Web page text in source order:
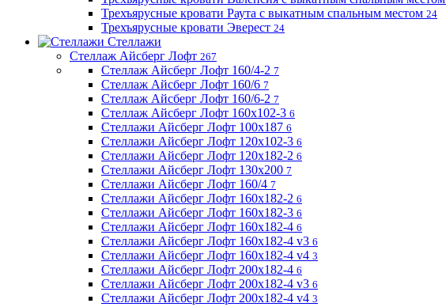
Трехъярусные кровати Раута с выкатным спальным местом 24
Трехъярусные кровати Эверест 24
Стеллажи
Стеллаж Айсберг Лофт 267
Стеллаж Айсберг Лофт 160/4-2 7
Стеллаж Айсберг Лофт 160/6 7
Стеллаж Айсберг Лофт 160/6-2 7
Стеллаж Айсберг Лофт 160х102-3 6
Стеллажи Айсберг Лофт 100х187 6
Стеллажи Айсберг Лофт 120х102-3 6
Стеллажи Айсберг Лофт 120х182-2 6
Стеллажи Айсберг Лофт 130х200 7
Стеллажи Айсберг Лофт 160/4 7
Стеллажи Айсберг Лофт 160х182-2 6
Стеллажи Айсберг Лофт 160х182-3 6
Стеллажи Айсберг Лофт 160х182-4 6
Стеллажи Айсберг Лофт 160х182-4 v3 6
Стеллажи Айсберг Лофт 160х182-4 v4 3
Стеллажи Айсберг Лофт 200х182-4 6
Стеллажи Айсберг Лофт 200х182-4 v3 6
Стеллажи Айсберг Лофт 200х182-4 v4 3